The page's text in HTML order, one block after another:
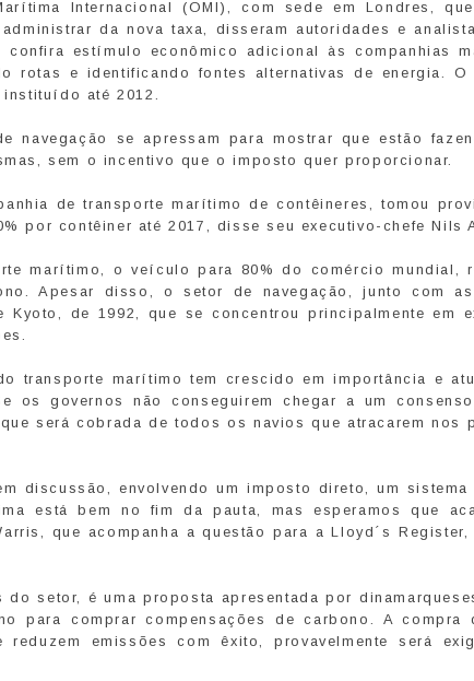
Internacional (OMI), com sede em Londres,
da nova taxa, disseram autoridades e
estímulo econômico adicional às companhias
rotas e identificando fontes alternativas de energia. O
até 2012.
navegação se apressam para mostrar que estão
sem o incentivo que o imposto quer proporcionar.
de transporte marítimo de contêineres, tomou
por contêiner até 2017, disse seu executivo-chefe Nils
marítimo, o veículo para 80% do comércio mundial,
Apesar disso, o setor de navegação, junto com
de 1992, que se concentrou principalmente em
transporte marítimo tem crescido em importância e
os governos não conseguirem chegar a um
será cobrada de todos os navios que atracarem nos
discussão, envolvendo um imposto direto, um
está bem no fim da pauta, mas esperamos que
que acompanha a questão para a Lloyd´s
do setor, é uma proposta apresentada por
para comprar compensações de carbono. A compra
emissões com êxito, provavelmente será